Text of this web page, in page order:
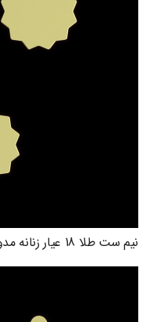
نیم ست طلا 18 عیار زنانه مدوپد مدل ستاره کد NA15587